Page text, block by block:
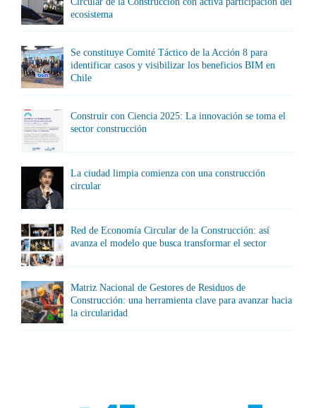
ecosistema
Se constituye Comité Táctico de la Acción 8 para
identificar casos y visibilizar los beneficios BIM en
Chile
Construir con Ciencia 2025: La innovación se toma el
sector construcción
La ciudad limpia comienza con una construcción
circular
Red de Economía Circular de la Construcción: así
avanza el modelo que busca transformar el sector
Matriz Nacional de Gestores de Residuos de
Construcción: una herramienta clave para avanzar hacia
la circularidad